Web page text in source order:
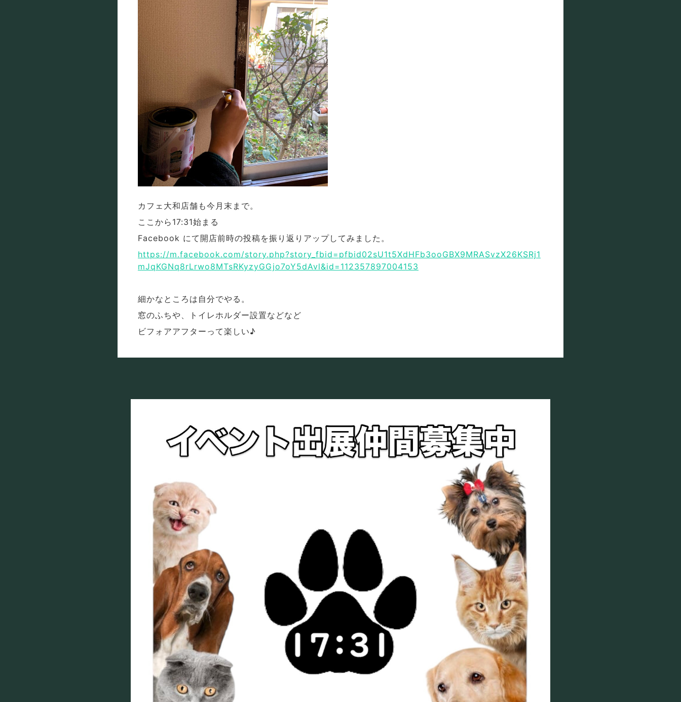
カフェ大和店舗も今月末まで。
ここから17:31始まる
Facebook にて開店前時の投稿を振り返りアップしてみました。
https://m.facebook.com/story.php?story_fbid=pfbid02sU1t5XdHFb3ooGBX9MRASvzX26KSRj1
mJqKGNq8rLrwo8MTsRKyzyGGjo7oY5dAvl&id=112357897004153
細かなところは自分でやる。
窓のふちや、トイレホルダー設置などなど
ビフォアアフターって楽しい♪